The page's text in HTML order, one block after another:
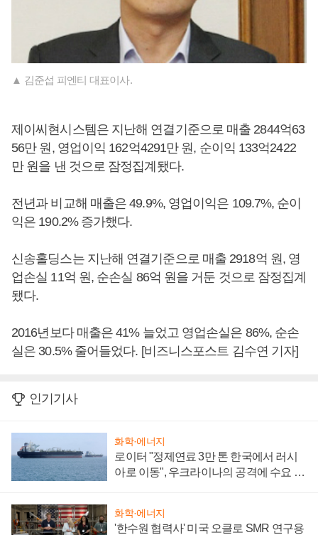
▲ 김준섭 피엔티 대표이사.
제이씨현시스템은 지난해 연결기준으로 매출 2844억63
56만 원, 영업이익 162억4291만 원, 순이익 133억2422
만 원을 낸 것으로 잠정집계됐다.
전년과 비교해 매출은 49.9%, 영업이익은 109.7%, 순이
익은 190.2% 증가했다.
신송홀딩스는 지난해 연결기준으로 매출 2918억 원, 영
업손실 11억 원, 순손실 86억 원을 거둔 것으로 잠정집계
됐다.
2016년보다 매출은 41% 늘었고 영업손실은 86%, 순손
실은 30.5% 줄어들었다. [비즈니스포스트 김수연 기자]
인기기사
화학·에너지
로이터 "정제연료 3만 톤 한국에서 러시
아로 이동", 우크라이나의 공격에 수요 늘
화학·에너지
'한수원 협력사' 미국 오클로 SMR 연구용